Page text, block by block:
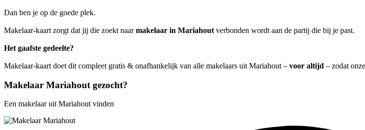
Dan ben je op de goede plek.
Makelaar-kaart zorgt dat jij die zoekt naarmakelaar in Mariahout verbonden wordt aan de partij die bij je past.
Het gaafste gedeelte?
Makelaar-kaart doet dit compleet gratis & onafhankelijk van alle makelaars uit Mariahout – voor altijd – zodat
Makelaar Mariahout gezocht?
Een makelaar uit Mariahout vinden